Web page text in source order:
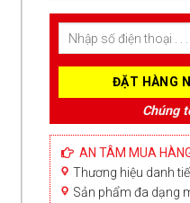
Chúng
AN TÂM MUA
Thương hiệu danh
Sản phẩm đa dạng